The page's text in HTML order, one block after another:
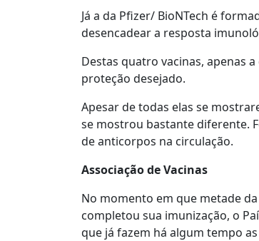
Já a da Pfizer/ BioNTech é
desencadear a resposta
Destas quatro vacinas, apenas
proteção desejado.
Apesar de todas elas se
se mostrou bastante diferente.
de anticorpos na circulação.
Associação de Vacinas
No momento em que metade
completou sua imunização, o
que já fazem há algum tempo